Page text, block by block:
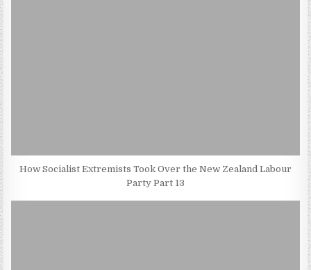
How Socialist Extremists Took Over the New Zealand Labour
Party Part 13